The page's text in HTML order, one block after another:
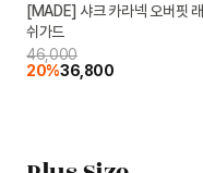
[MADE] 샤크 카라넥 오버핏 래
쉬가드
46,000
20%36,800